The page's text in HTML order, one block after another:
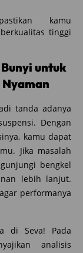
kamu
tinggi
untuk
tanda adanya
Dengan
kamu dapat
Jika masalah
bengkel
lebih lanjut.
performanya
di Seva! Pada
analisis